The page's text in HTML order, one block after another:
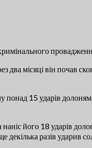
два місяці він почав
понад 15 ударів
його 18 ударів
декілька разів ударив